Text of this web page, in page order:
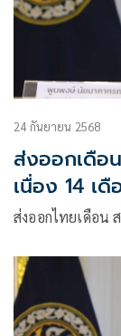
24 กันยายน 2568
ส่งออกเดือ
เนื่อง 14 เ
ของจริง! มี
ส่งออกไทยเดือน